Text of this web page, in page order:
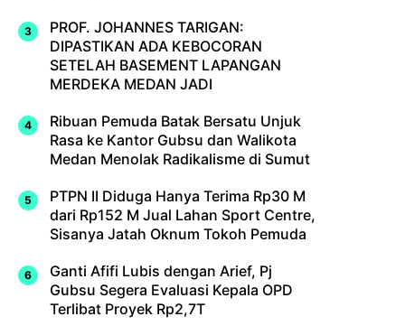
PROF. JOHANNES TARIGAN:
DIPASTIKAN ADA KEBOCORAN
SETELAH BASEMENT LAPANGAN
MERDEKA MEDAN JADI
Ribuan Pemuda Batak Bersatu Unjuk
Rasa ke Kantor Gubsu dan Walikota
Medan Menolak Radikalisme di Sumut
PTPN II Diduga Hanya Terima Rp30 M
dari Rp152 M Jual Lahan Sport Centre,
Sisanya Jatah Oknum Tokoh Pemuda
Ganti Afifi Lubis dengan Arief, Pj
Gubsu Segera Evaluasi Kepala OPD
Terlibat Proyek Rp2,7T